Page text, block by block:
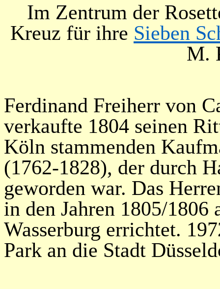
Im Zentrum der
Kreuz für ihre Sieben
M.
Ferdinand Freiherr von
verkaufte 1804 seinen
Köln stammenden
(1762-1828), der durch
geworden war. Das
in den Jahren 1805/1806
Wasserburg errichtet.
Park an die Stadt